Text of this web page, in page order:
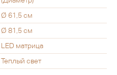
Ø 61,5 см
Ø 81,5 см
LED матрица
Теплый свет